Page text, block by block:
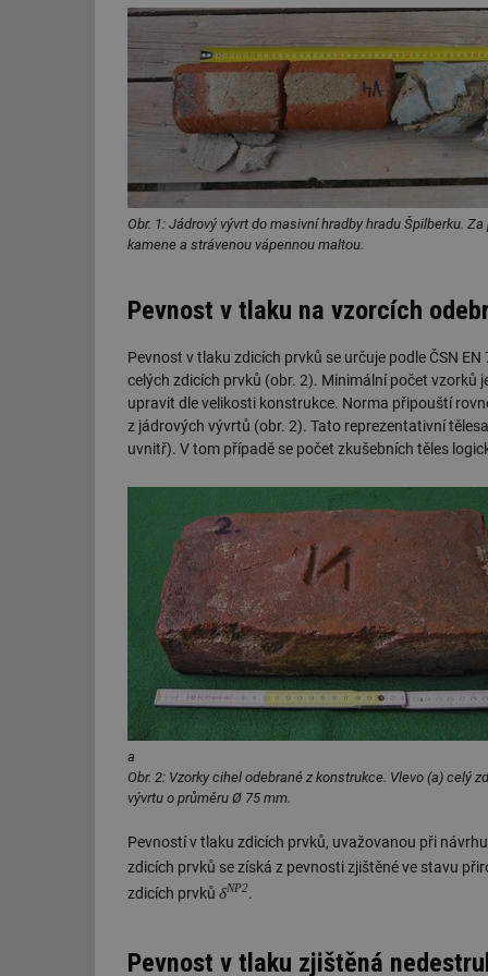
Obr. 1: Jádrový vývrt do masivní hradby hradu Špilberku.
kamene a strávenou vápennou maltou.
Pevnost v tlaku na vzorcích
Pevnost v tlaku zdicích prvků se určuje podle ČSN
celých zdicích prvků (obr. 2). Minimální počet vzorků
upravit dle velikosti konstrukce. Norma připouští
z jádrových vývrtů (obr. 2). Tato reprezentativní
uvnitř). V tom případě se počet zkušebních těles
a
Obr. 2: Vzorky cihel odebrané z konstrukce. Vlevo (a) celý
vývrtu o průměru Ø 75 mm.
Pevností v tlaku zdicích prvků, uvažovanou při
zdicích prvků se získá z pevnosti zjištěné ve stavu
zdicích prvků δNP2.
Pevnost v tlaku zjištěná
id
id
id
id